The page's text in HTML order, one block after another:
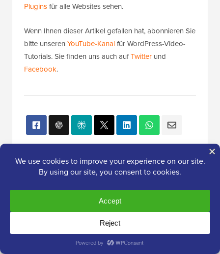
Pluginsfür alle Websites sehen.
Wenn Ihnen dieser Artikel gefallen hat, abonnieren Sie
bitte unseren YouTube-Kanalfür WordPress-Video-
Tutorials. Sie finden uns auch aufTwitter und
Facebook.
Beliebt auf WPBeginnerGerade jetzt!
So installieren Sie Google Analytics
in WordPress für Anfänger
13 Dinge, die Sie UNBEDINGT tun